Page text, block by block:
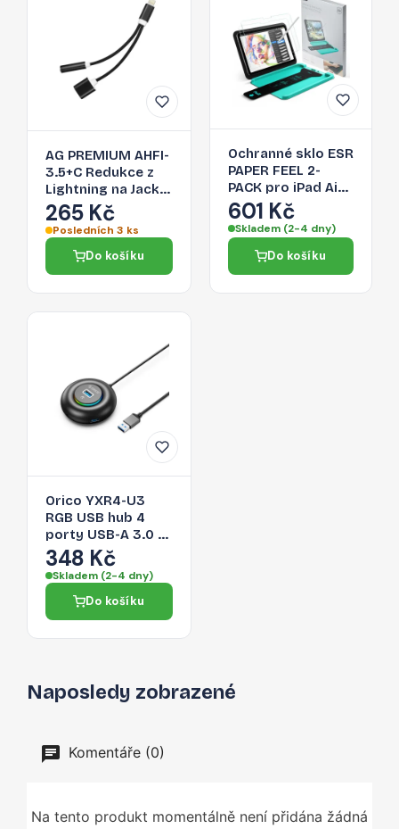
AG PREMIUM AHFI-
3.5+C Redukce z
Lightning na Jack
3,5/Lightning,
černá
265 Kč
Posledních 3 ks
Do košíku
Ochranné sklo ESR
PAPER FEEL 2-
PACK pro iPad Air
13" (1 / 2 / 3 2024-
2026) - clear
601 Kč
Skladem (2-4 dny)
Do košíku
Orico YXR4-U3
RGB USB hub 4
porty USB-A 3.0 s
audio/mikrofonním
portem 0,3 m –
černý
348 Kč
Skladem (2-4 dny)
Do košíku
Naposledy zobrazené
Komentáře (0)
Na tento produkt momentálně není přidána žádná